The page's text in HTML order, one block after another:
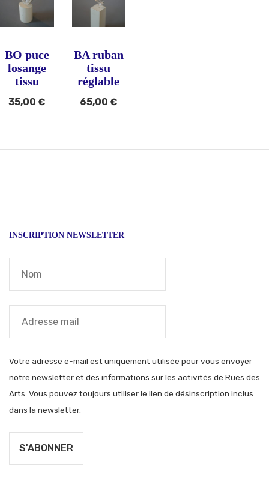
BO puce
losange
tissu
35,00 €
BA ruban
tissu
réglable
65,00 €
INSCRIPTION NEWSLETTER
Votre adresse e-mail est uniquement utilisée pour vous envoyer
notre newsletter et des informations sur les activités de Rues des
Arts. Vous pouvez toujours utiliser le lien de désinscription inclus
dans la newsletter.